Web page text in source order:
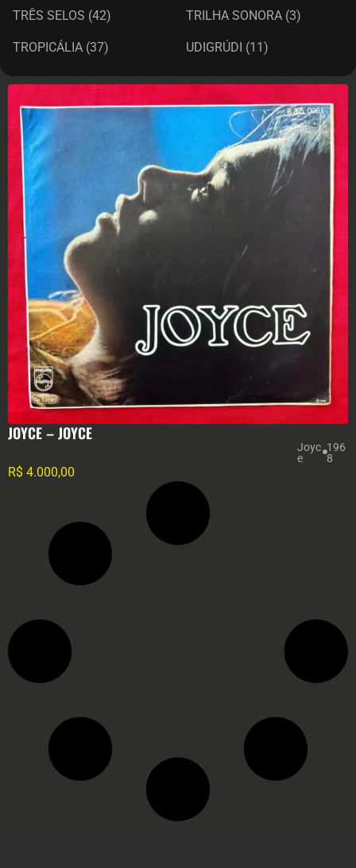
TRÊS SELOS (42) TRILHA SONORA (3)
TROPICÁLIA (37) UDIGRÚDI (11)
JOYCE – JOYCE
Joyc
e
196
8
R$ 4.000,00